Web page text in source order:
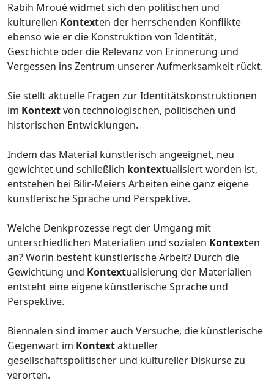
Rabih Mroué widmet sich den politischen und
kulturellen Kontexten der herrschenden Konflikte
ebenso wie er die Konstruktion von Identität,
Geschichte oder die Relevanz von Erinnerung und
Vergessen ins Zentrum unserer Aufmerksamkeit rückt.
Sie stellt aktuelle Fragen zur Identitätskonstruktionen
im Kontextvon technologischen, politischen und
historischen Entwicklungen.
Indem das Material künstlerisch angeeignet, neu
gewichtet und schließlich kontextualisiert worden ist,
entstehen bei Bilir-Meiers Arbeiten eine ganz eigene
künstlerische Sprache und Perspektive.
Welche Denkprozesse regt der Umgang mit
unterschiedlichen Materialien und sozialen Kontexten
an? Worin besteht künstlerische Arbeit? Durch die
Gewichtung und Kontextualisierung der Materialien
entsteht eine eigene künstlerische Sprache und
Perspektive.
Biennalen sind immer auch Versuche, die künstlerische
Gegenwart im Kontextaktueller
gesellschaftspolitischer und kultureller Diskurse zu
verorten.